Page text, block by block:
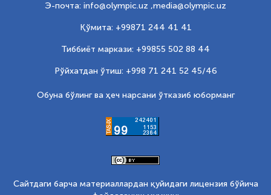
Э-почта: info@olympic.uz ,media@olympic.uz
Қўмита: +99871 244 41 41
Тиббиёт маркази: +99855 502 88 44
Рўйхатдан ўтиш: +998 71 241 52 45/46
Обуна бўлинг ва ҳеч нарсани ўтказиб юборманг
Сайтдаги барча материаллардан қуйидаги лицензия бўйича